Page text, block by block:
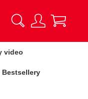
video
Bestsellery